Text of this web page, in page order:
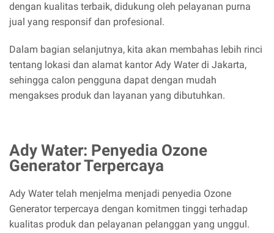
dengan kualitas terbaik, didukung oleh pelayanan purna
jual yang responsif dan profesional.
Dalam bagian selanjutnya, kita akan membahas lebih rinci
tentang lokasi dan alamat kantor Ady Water di Jakarta,
sehingga calon pengguna dapat dengan mudah
mengakses produk dan layanan yang dibutuhkan.
Ady Water: Penyedia Ozone
Generator Terpercaya
Ady Water telah menjelma menjadi penyedia Ozone
Generator terpercaya dengan komitmen tinggi terhadap
kualitas produk dan pelayanan pelanggan yang unggul.